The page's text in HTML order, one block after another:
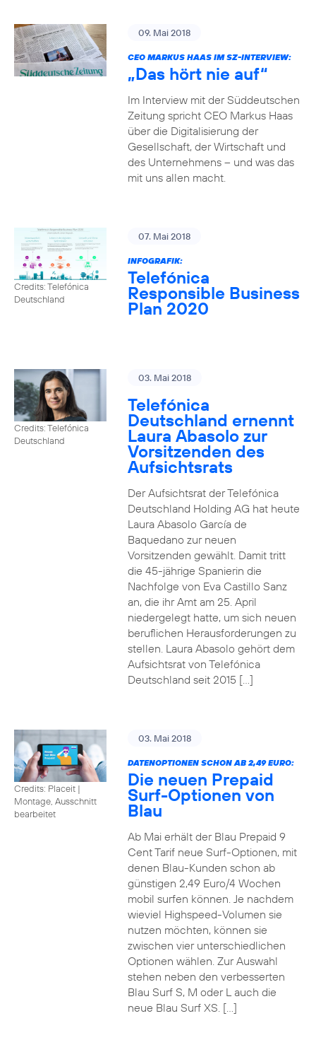
09. Mai 2018
CEO MARKUS HAAS IM SZ-INTERVIEW:
„Das hört nie auf“
Im Interview mit der Süddeutschen
Zeitung spricht CEO Markus Haas
über die Digitalisierung der
Gesellschaft, der Wirtschaft und
des Unternehmens – und was das
mit uns allen macht.
Credits: Telefónica
Deutschland
07. Mai 2018
INFOGRAFIK:
Telefónica
Responsible Business
Plan 2020
Credits: Telefónica
Deutschland
03. Mai 2018
Telefónica
Deutschland ernennt
Laura Abasolo zur
Vorsitzenden des
Aufsichtsrats
Der Aufsichtsrat der Telefónica
Deutschland Holding AG hat heute
Laura Abasolo García de
Baquedano zur neuen
Vorsitzenden gewählt. Damit tritt
die 45-jährige Spanierin die
Nachfolge von Eva Castillo Sanz
an, die ihr Amt am 25. April
niedergelegt hatte, um sich neuen
beruflichen Herausforderungen zu
stellen. Laura Abasolo gehört dem
Aufsichtsrat von Telefónica
Deutschland seit 2015 […]
Credits: Placeit |
Montage, Ausschnitt
bearbeitet
03. Mai 2018
DATENOPTIONEN SCHON AB 2,49 EURO:
Die neuen Prepaid
Surf-Optionen von
Blau
Ab Mai erhält der Blau Prepaid 9
Cent Tarif neue Surf-Optionen, mit
denen Blau-Kunden schon ab
günstigen 2,49 Euro/4 Wochen
mobil surfen können. Je nachdem
wieviel Highspeed-Volumen sie
nutzen möchten, können sie
zwischen vier unterschiedlichen
Optionen wählen. Zur Auswahl
stehen neben den verbesserten
Blau Surf S, M oder L auch die
neue Blau Surf XS. […]